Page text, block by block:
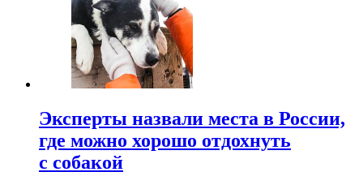
Эксперты назвали места в России,
где можно хорошо отдохнуть
с собакой